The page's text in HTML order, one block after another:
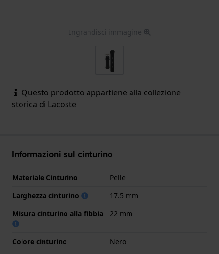
Ingrandisci immagine
Questo prodotto appartiene alla collezione
storica di Lacoste
Informazioni sul cinturino
Materiale Cinturino
Pelle
Larghezza cinturino
17.5 mm
Misura cinturino alla fibbia
22 mm
Colore cinturino
Nero